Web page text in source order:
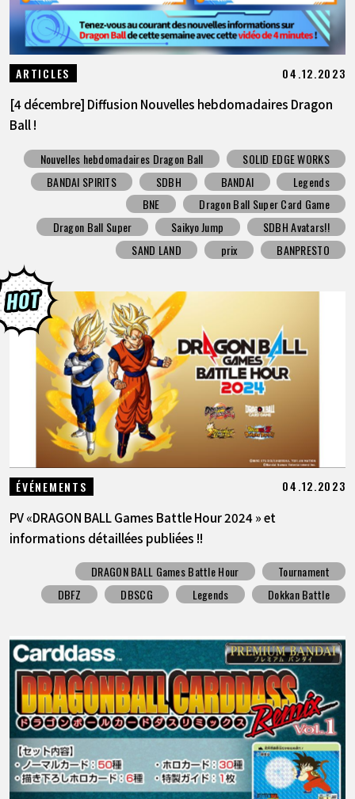
ARTICLES 04.12.2023
[4 décembre] Diffusion Nouvelles hebdomadaires Dragon
Ball !
Nouvelles hebdomadaires Dragon Ball
SOLID EDGE WORKS
BANDAI SPIRITS
SDBH BANDAI
Legends
BNE
Dragon Ball Super Card Game
Dragon Ball Super
Saikyo Jump
SDBH Avatars!!
SAND LAND
prix BANPRESTO
ÉVÉNEMENTS 04.12.2023
PV «DRAGON BALL Games Battle Hour 2024 » et
informations détaillées publiées !!
DRAGON BALL Games Battle Hour
Tournament
DBFZ
DBSCG Legends Dokkan Battle